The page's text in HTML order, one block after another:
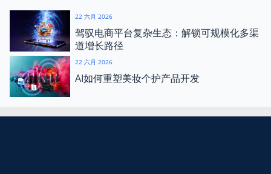
22 六月 2026
驾驭电商平台复杂生态：解锁可规模化多渠
道增长路径
22 六月 2026
AI如何重塑美妆个护产品开发